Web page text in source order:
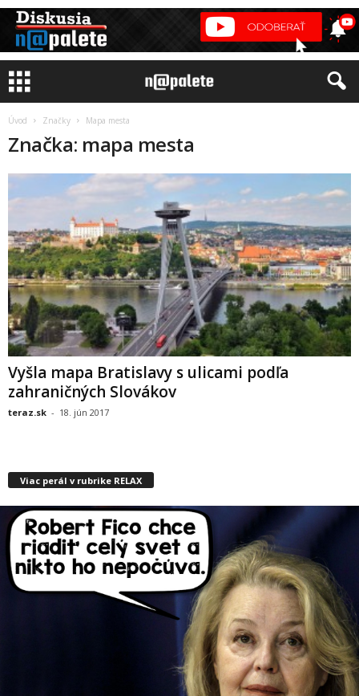
Úvod Značky Mapa mesta
Značka: mapa mesta
Vyšla mapa Bratislavy s ulicami podľa
zahraničných Slovákov
teraz.sk - 18. jún 2017
Viac perál v rubrike RELAX